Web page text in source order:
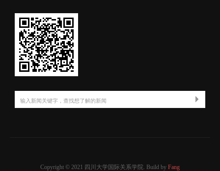
Copyright © 2021 四川大学国际关系学院. Build by Fang